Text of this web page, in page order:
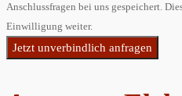
Anschlussfragen bei uns gespeichert.
Einwilligung weiter.
Jetzt unverbindlich anfragen